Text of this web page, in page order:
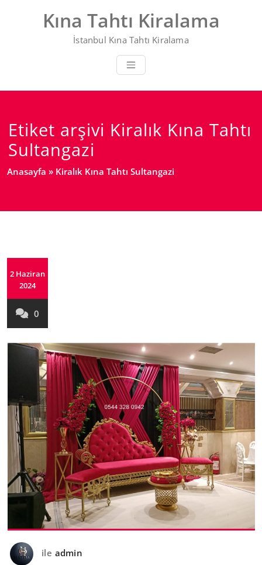
Kına Tahtı Kiralama
İstanbul Kına Tahtı Kiralama
Etiket arşivi Kiralık Kına Tahtı
Sultangazi
Anasayfa » Kiralık Kına Tahtı Sultangazi
2 Haziran
2024
0
ile admin